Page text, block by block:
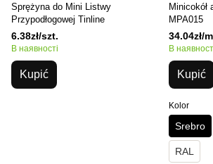
Sprężyna do Mini Listwy
Przypodłogowej Tinline
6.38zł/szt.
В наявності
Kupić
Minicokół
MPA015
34.04zł/
В
Kupić
Kolor
Srebro
RAL